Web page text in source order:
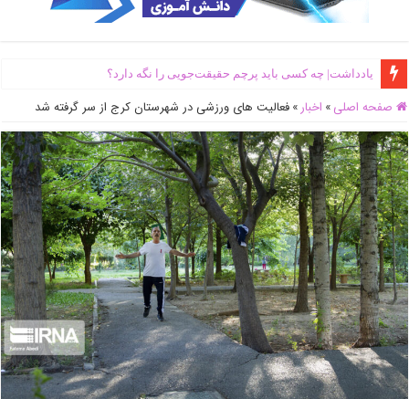
یادداشت| ‌چه کسی باید پرچم حقیقت‌جویی را نگه دارد؟
صفحه اصلی » اخبار » فعالیت های ورزشی در شهرستان کرج از سر گرفته شد